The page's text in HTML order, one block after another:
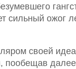
сильный ожог
своей
пообещав